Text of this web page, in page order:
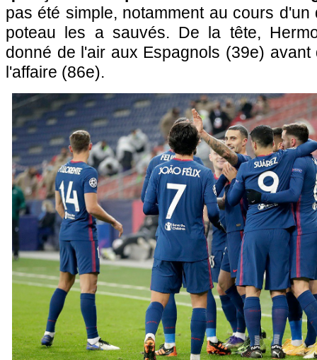
pas été simple, notamment au cours
poteau les a sauvés. De la tête,
donné de l'air aux Espagnols (39e)
l'affaire (86e).